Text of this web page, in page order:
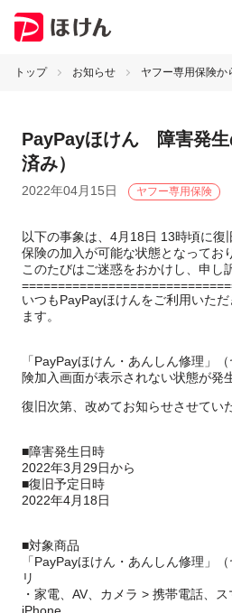
トップ お知らせ ヤフー専用保険か
PayPayほけん 障害発生
済み）
2022年04月15日 ヤフー専用保険
以下の事象は、4月18日 13時頃に復
保険の加入が可能な状態となってお
このたびはご迷惑をおかけし、申し
いつもPayPayほけんをご利用いた
ます。
「PayPayほけん・あんしん修理」
険加入画面が表示されない状態が発
復旧次第、改めてお知らせさせてい
■障害発生日時
2022年3月29日から
■復旧予定日時
2022年4月18日
■対象商品
「PayPayほけん・あんしん修理」
リ
・家電、AV、カメラ > 携帯電話、